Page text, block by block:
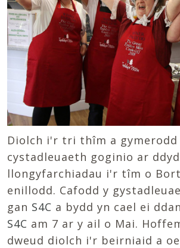
Diolch i'r tri thîm a gymerodd
cystadleuaeth goginio ar
llongyfarchiadau i'r tîm o
enillodd. Cafodd y
gan S4C a bydd yn cael ei
S4C am 7 ar y ail o Mai.
dweud diolch i'r beirniaid a